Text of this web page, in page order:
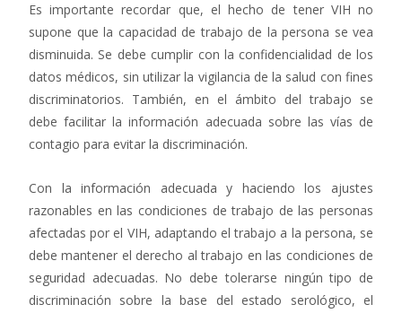
Es importante recordar que, el hecho de tener VIH no
supone que la capacidad de trabajo de la persona se vea
disminuida. Se debe cumplir con la confidencialidad de los
datos médicos, sin utilizar la vigilancia de la salud con fines
discriminatorios. También, en el ámbito del trabajo se
debe facilitar la información adecuada sobre las vías de
contagio para evitar la discriminación.
Con la información adecuada y haciendo los ajustes
razonables en las condiciones de trabajo de las personas
afectadas por el VIH, adaptando el trabajo a la persona, se
debe mantener el derecho al trabajo en las condiciones de
seguridad adecuadas. No debe tolerarse ningún tipo de
discriminación sobre la base del estado serológico, el